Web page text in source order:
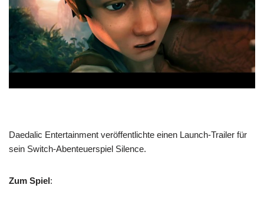
Daedalic Entertainment veröffentlichte einen Launch-Trailer für
sein Switch-Abenteuerspiel Silence.
Zum Spiel: